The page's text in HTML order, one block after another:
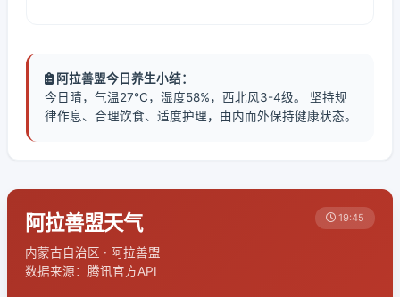
阿拉善盟今日养生小结：
今日晴，气温27℃，湿度58%，西北风3-4级。 坚持规
律作息、合理饮食、适度护理，由内而外保持健康状态。
阿拉善盟天气
内蒙古自治区 · 阿拉善盟
数据来源：腾讯官方API
19:45